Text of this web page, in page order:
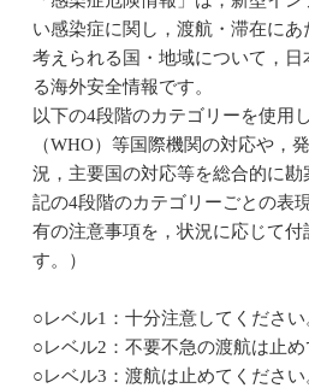
い感染症に関し，渡航・滞在にあ
考えられる国・地域について，
る海外安全情報です。
以下の4段階のカテゴリーを使用
（WHO）等国際機関の対応や，
況，主要国の対応等を総合的に
記の4段階のカテゴリーごとの表
有の注意事項を，状況に応じて付
す。）
○レベル1：十分注意してください
○レベル2：不要不急の渡航は止め
○レベル3：渡航は止めてください